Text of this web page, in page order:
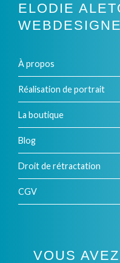
ELODIE
À propos
Réalisation de portrait
La boutique
Blog
Droit de rétractation
CGV
VOUS